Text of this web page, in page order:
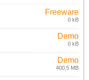
Freeware
0 kB
Demo
0 kB
Demo
400,5 MB